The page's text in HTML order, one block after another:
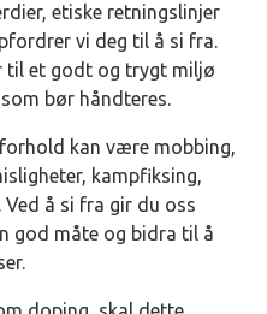
etiske retningslinjer
vi deg til å si fra.
til et godt og trygt miljø
bør håndteres.
kan være mobbing,
kampfiksing,
Ved å si fra gir du oss
god måte og bidra til å